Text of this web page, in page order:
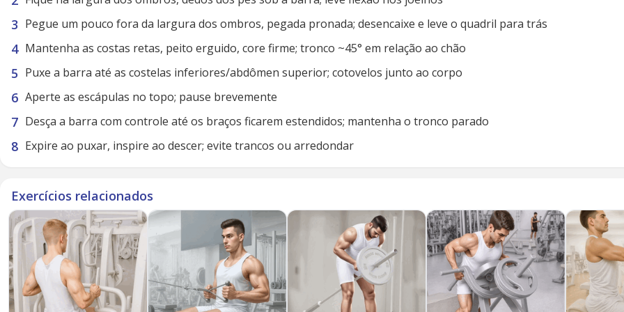
Pegue um pouco fora da largura dos ombros, pegada pronada; desencaixe e leve o quadril para trás
Mantenha as costas retas, peito erguido, core firme; tronco ~45° em relação ao chão
Puxe a barra até as costelas inferiores/abdômen superior; cotovelos junto ao corpo
Aperte as escápulas no topo; pause brevemente
Desça a barra com controle até os braços ficarem estendidos; mantenha o tronco parado
Expire ao puxar, inspire ao descer; evite trancos ou arredondar
Exercícios relacionados